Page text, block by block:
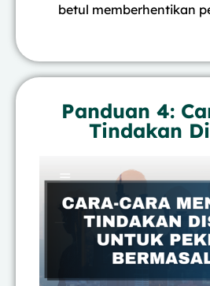
betul memberhentikan
Panduan 4:
Tindakan